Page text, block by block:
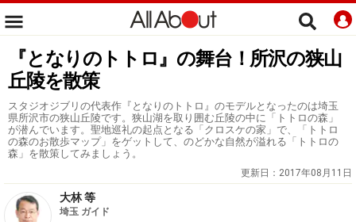
『となりのトトロ』の舞台！所沢の狭山
丘陵を散策
スタジオジブリの代表作『となりのトトロ』のモデルとなったのは埼玉
県所沢市の狭山丘陵です。狭山湖を取り囲む丘陵の中に「トトロの森」
が潜んでいます。聖地巡礼の起点となる「クロスケの家」で、「トトロ
の森のお散歩マップ」をゲットして、のどかな自然が溢れる「トトロの
森」を散策してみましょう。
更新日： 2017年08月11日
大林 等
埼玉 ガイド